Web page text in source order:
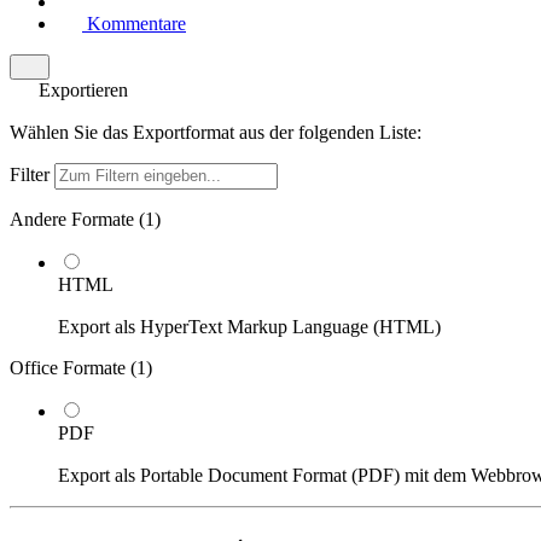
Kommentare
Exportieren
Wählen Sie das Exportformat aus der folgenden Liste:
Filter
Andere Formate (1)
HTML
Export als HyperText Markup Language (HTML)
Office Formate (1)
PDF
Export als Portable Document Format (PDF) mit dem